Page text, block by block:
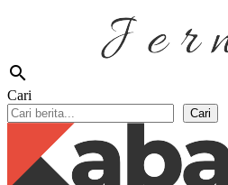
search
Cari
Cari